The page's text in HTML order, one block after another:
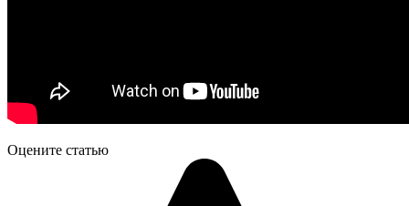
Оцените статью